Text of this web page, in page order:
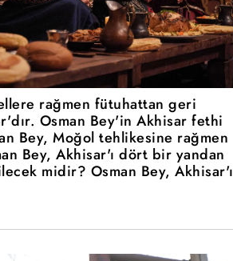
rağmen fütuhattan geri
Osman Bey'in Akhisar fethi
Bey, Moğol tehlikesine rağmen
Bey, Akhisar'ı dört bir yandan
midir? Osman Bey, Akhisar'ı